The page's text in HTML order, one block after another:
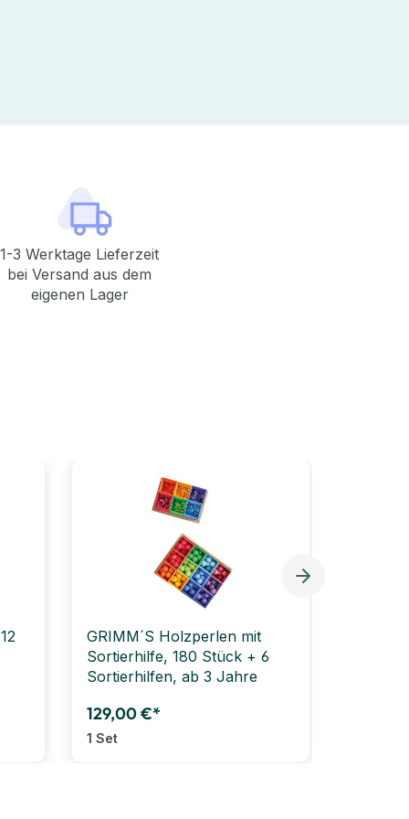
1-3 Werktage Lieferzeit
bei Versand aus dem
eigenen Lager
GRIMM´S Holzperlen mit
Sortierhilfe, 180 Stück + 6
Sortierhilfen, ab 3 Jahre
129,00 €*
1 Set